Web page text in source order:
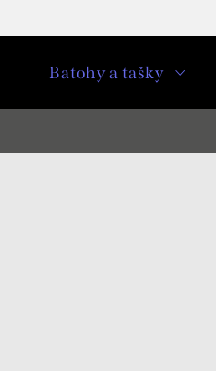
Batohy a tašky